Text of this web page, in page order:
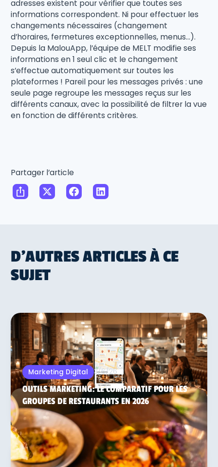
adresses existent pour vérifier que toutes ses
informations correspondent. Ni pour effectuer les
changements nécessaires (changement
d’horaires, fermetures exceptionnelles, menus…).
Depuis la MalouApp, l’équipe de MELT modifie ses
informations en 1 seul clic et le changement
s’effectue automatiquement sur toutes les
plateformes ! Pareil pour les messages privés : une
seule page regroupe les messages reçus sur les
différents canaux, avec la possibilité de filtrer la vue
en fonction de différents critères.
Partager l’article
D'AUTRES ARTICLES À CE
SUJET
Marketing Digital 3/6/26
OUTILS MARKETING: LE COMPARATIF POUR LES
GROUPES DE RESTAURANTS EN 2026